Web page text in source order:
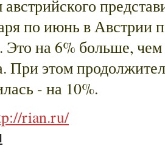
по июнь в Австрии
на 6% больше, чем
При этом
- на 10%.
rian.ru/